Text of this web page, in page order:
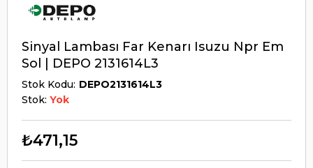
Sinyal Lambası Far Kenarı Isuzu Npr Em
Sol | DEPO 2131614L3
Stok Kodu DEPO2131614L3
Stok: Yok
₺471,15